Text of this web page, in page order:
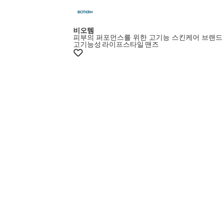
+10% 쿠폰
비오템
피부의 퍼포먼스를 위한 고기능 스킨케어 브랜드
고기능성 라이프스타일 맨즈